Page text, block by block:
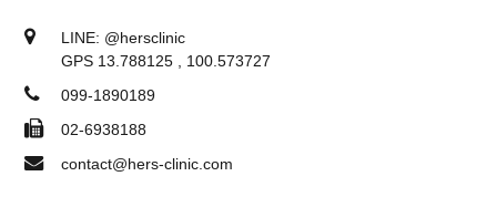
LINE: @hersclinic
GPS 13.788125 , 100.573727
099-1890189
02-6938188
contact@hers-clinic.com